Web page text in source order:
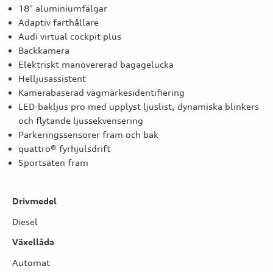
18″ aluminiumfälgar
Adaptiv farthållare
Audi virtual cockpit plus
Backkamera
Elektriskt manövererad bagagelucka
Helljusassistent
Kamerabaserad vägmärkesidentifiering
LED-bakljus pro med upplyst ljuslist, dynamiska blinkers
och flytande ljussekvensering
Parkeringssensorer fram och bak
quattro® fyrhjulsdrift
Sportsäten fram
Drivmedel
Diesel
Växellåda
Automat